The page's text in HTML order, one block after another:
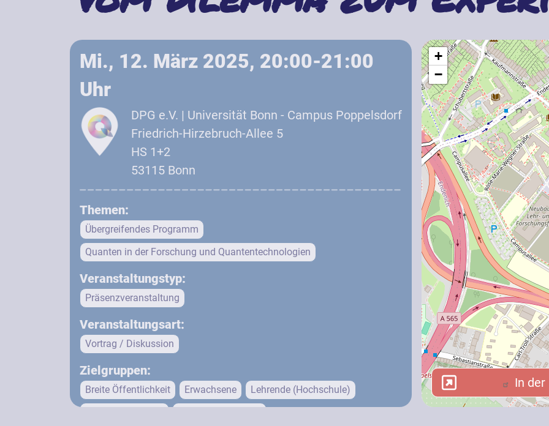
Mi., 12. März 2025, 20:00-21:00
Uhr
DPG e.V. | Universität Bonn - Campus Poppelsdorf
Friedrich-Hirzebruch-Allee 5
HS 1+2
53115 Bonn
Themen:
Übergreifendes Programm
Quanten in der Forschung und Quantentechnologien
Veranstaltungstyp:
Präsenzveranstaltung
Veranstaltungsart:
Vortrag / Diskussion
Zielgruppen:
Breite Öffentlichkeit Erwachsene
Lehrende (Hochschule)
+
−
In der
In